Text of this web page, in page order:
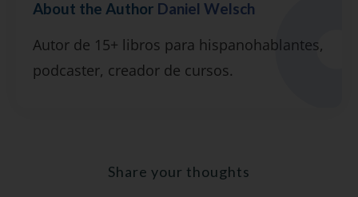
Suscríbete y recibirás 2 o 3 lecciones
gratuitas por semana, además de la guía
"7 errores comunes al hablar inglés (y
About the Author Daniel Welsch
Autor de 15+ libros para hispanohablantes,
podcaster, creador de cursos.
Share your thoughts